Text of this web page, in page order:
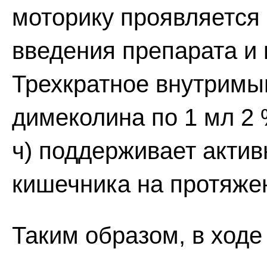
моторику
введения препарата
Трехкратное
димеколина по 1 мл 2
ч) поддерживает
кишечника на
Таким образом, в